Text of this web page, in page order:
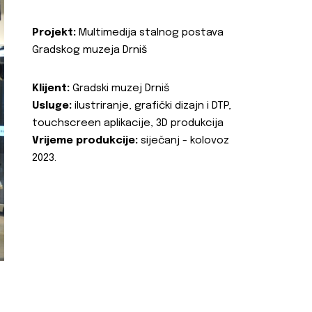
Projekt: Multimedija stalnog postava
Gradskog muzeja Drniš
Klijent: Gradski muzej Drniš
Usluge: ilustriranje, grafički dizajn i DTP,
touchscreen aplikacije, 3D produkcija
Vrijeme produkcije: siječanj - kolovoz
2023.